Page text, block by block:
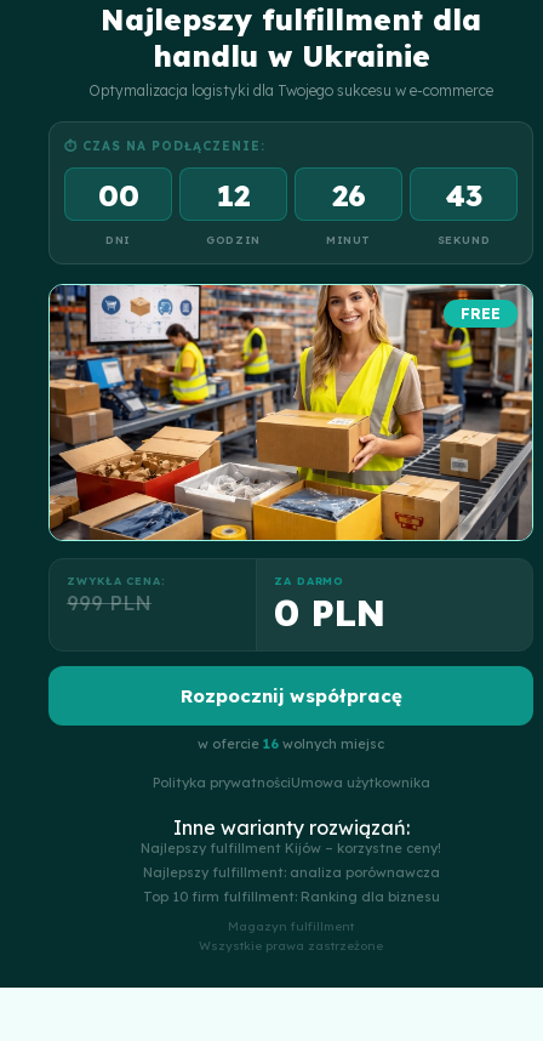
Najlepszy fulfillment dla
handlu w Ukrainie
Optymalizacja logistyki dla Twojego sukcesu w e-commerce
⏱ CZAS NA PODŁĄCZENIE:
00
DNI
12
GODZIN
26
MINUT
42
SEKUND
FREE
ZWYKŁA CENA:
999 PLN
ZA DARMO
0 PLN
Rozpocznij współpracę
w ofercie 16 wolnych miejsc
Polityka prywatnościUmowa użytkownika
Inne warianty rozwiązań:
Najlepszy fulfillment Kijów – korzystne ceny!
Najlepszy fulfillment: analiza porównawcza
Top 10 firm fulfillment: Ranking dla biznesu
Magazyn fulfillment
Wszystkie prawa zastrzeżone